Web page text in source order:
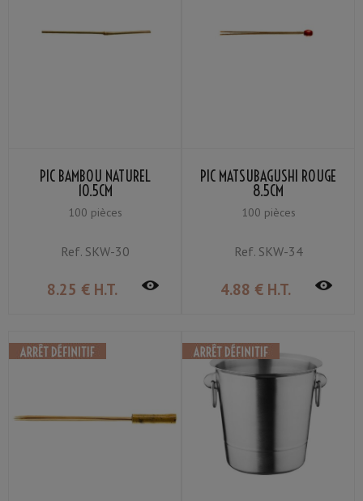
PIC BAMBOU NATUREL
10.5CM
100 pièces
Ref.SKW-30
8.25 € H.T.
PIC MATSUBAGUSHI ROUGE
8.5CM
100 pièces
Ref.SKW-34
4.88 € H.T.